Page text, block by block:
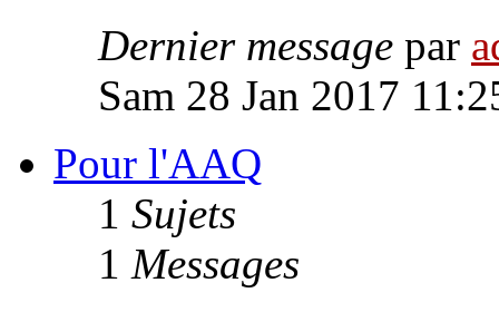
Dernier message par
Sam 28 Jan 2017
Pour l'AAQ
1 Sujets
1 Messages